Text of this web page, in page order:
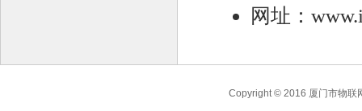
网址：
Copyright © 2016 厦门市物